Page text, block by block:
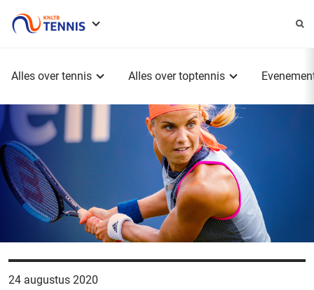
Alles over tennis Alles over toptennis
24 augustus 2020